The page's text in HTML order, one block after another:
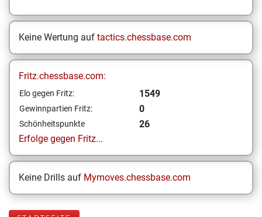
Keine Wertung auf tactics.chessbase.com
Fritz.chessbase.com:
Elo gegen Fritz: 1549
Gewinnpartien Fritz: 0
Schönheitspunkte
26
Erfolge gegen Fritz...
Keine Drills auf Mymoves.chessbase.com